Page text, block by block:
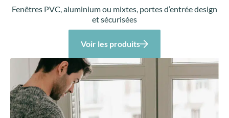
Fenêtres PVC, aluminium ou mixtes, portes d’entrée design
et sécurisées
Voir les produits